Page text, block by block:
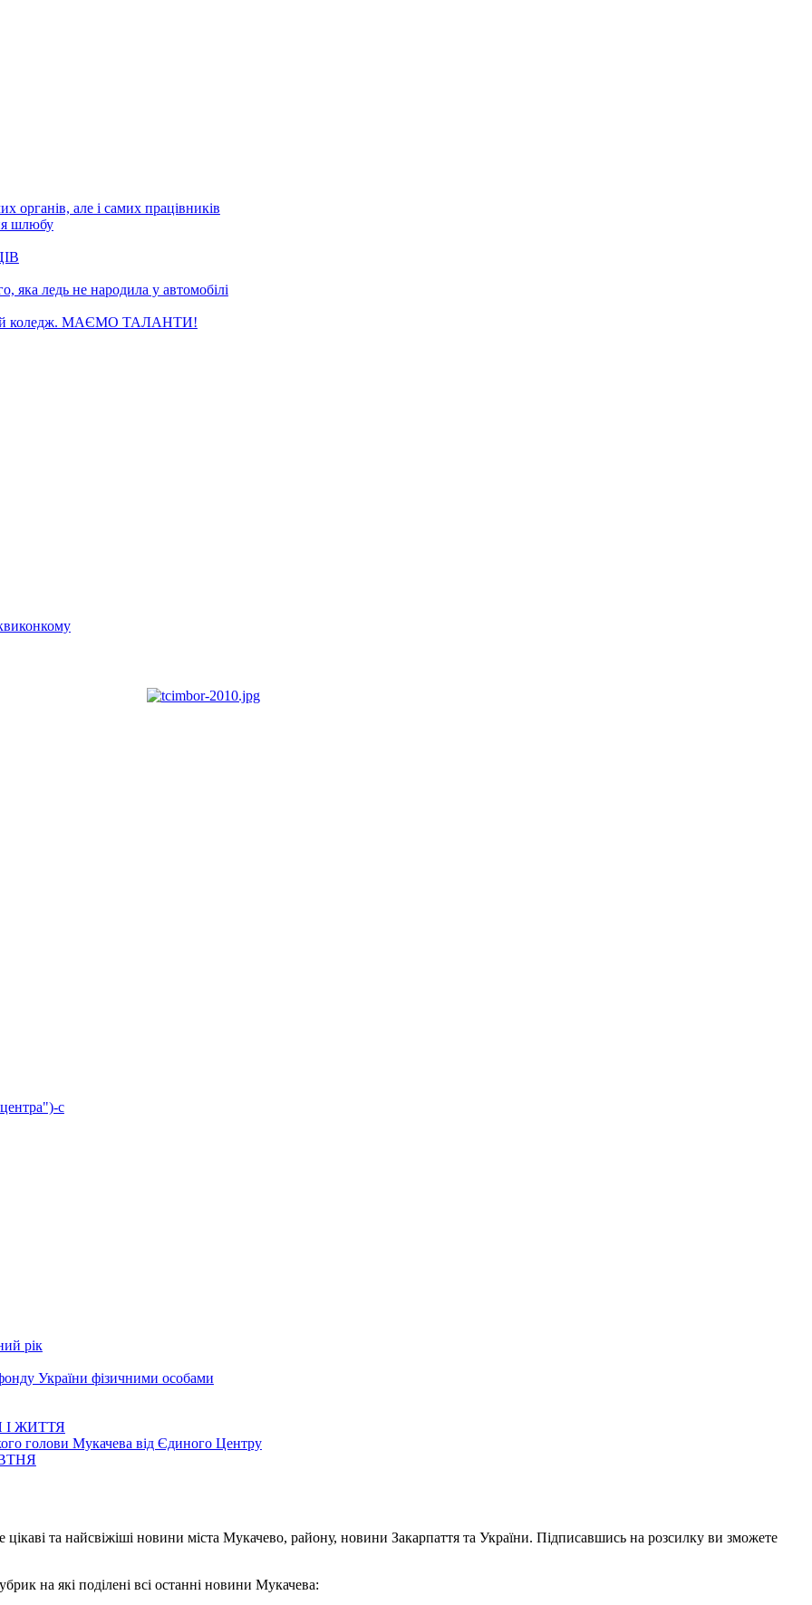
органів, але і самих працівників
шлюбу
яка ледь не народила у автомобілі
коледж. МАЄМО ТАЛАНТИ!
с
рік
України фізичними особами
І ЖИТТЯ
голови Мукачева від Єдиного Центру
цікаві та найсвіжіші новини міста Мукачево, району, новини Закарпаття та України. Підписавшись на розсилку ви зможете
на які поділені всі останні новини Мукачева: